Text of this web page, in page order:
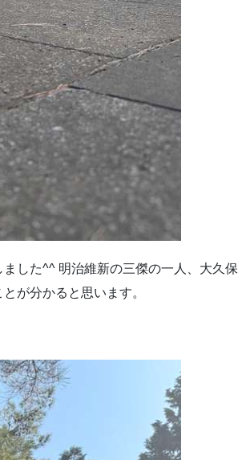
した^^ 明治維新の三傑の一人、大久保
が分かると思います。